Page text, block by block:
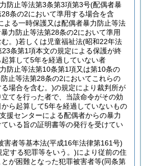
防止等法第3条第3項第3号(配偶者暴
条の2において準用する場合を含
よる一時保護又は配偶者暴力防止等法
力防止等法第28条の2において準用
む。)若しくは児童福祉法(昭和22年法
23条第1項本文の規定による保護が終
算して5年を経過していない者
防止等法第10条第1項又は第10条の
止等法第28条の2においてこれらの
場合を含む。)の規定により裁判所が
立てを行った者で、当該命令がその効
ら起算して5年を経過していないもの
援センターによる配偶者からの暴力
いる旨の証明書等の発行を受けてい
害者等基本法(平成16年法律第161号)
する犯罪等をいう。)により従前の住
が困難となった犯罪被害者等(同条第